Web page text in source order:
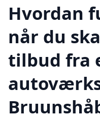
Hvordan
når du
tilbud fra